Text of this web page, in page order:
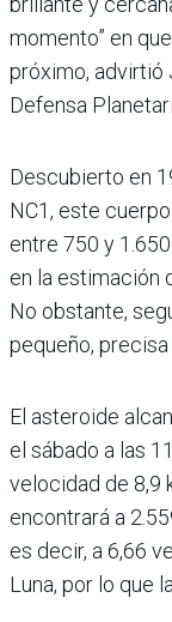
momento” en
próximo, advirtió
Defensa
Descubierto en
NC1, este
entre 750 y
en la estimación
No obstante,
pequeño, precisa
El asteroide
el sábado a las
velocidad de 8,9
encontrará a
es decir, a 6,66
Luna, por lo que